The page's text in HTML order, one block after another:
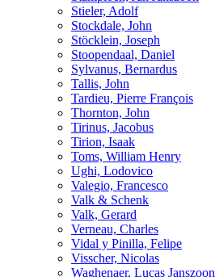
Stieler, Adolf
Stockdale, John
Stöcklein, Joseph
Stoopendaal, Daniel
Sylvanus, Bernardus
Tallis, John
Tardieu, Pierre François
Thornton, John
Tirinus, Jacobus
Tirion, Isaak
Toms, William Henry
Ughi, Lodovico
Valegio, Francesco
Valk & Schenk
Valk, Gerard
Verneau, Charles
Vidal y Pinilla, Felipe
Visscher, Nicolas
Waghenaer, Lucas Janszoon